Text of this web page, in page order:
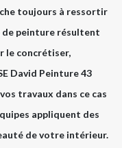
toujours à ressortir
de peinture résultent
le concrétiser,
David Peinture 43
travaux dans ce cas
appliquent des
de votre intérieur.